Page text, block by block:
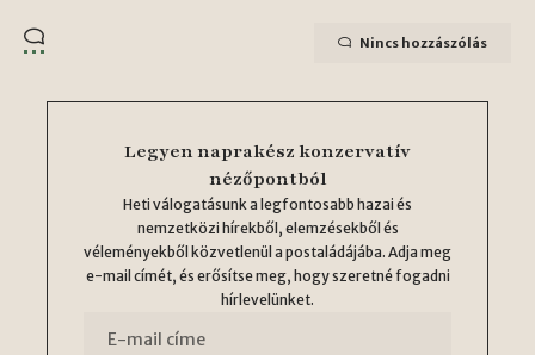
Nincs hozzászólás
Legyen naprakész konzervatív
nézőpontból
Heti válogatásunk a legfontosabb hazai és
nemzetközi hírekből, elemzésekből és
véleményekből közvetlenül a postaládájába. Adja meg
e-mail címét, és erősítse meg, hogy szeretné fogadni
hírlevelünket.